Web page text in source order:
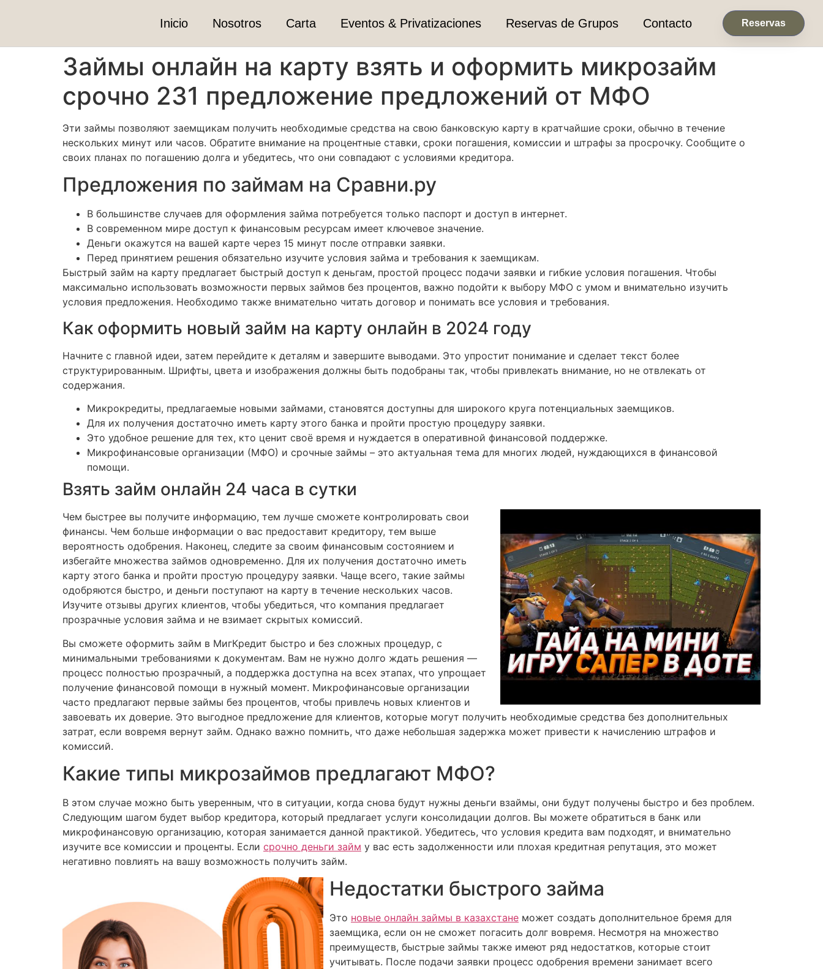
Inicio Nosotros Carta Eventos & Privatizaciones Reservas de Grupos Contacto Reservas
Займы онлайн на карту взять и оформить микрозайм
срочно 231 предложение предложений от МФО
Эти займы позволяют заемщикам получить необходимые средства на свою банковскую карту в кратчайшие сроки, обычно в течение
нескольких минут или часов. Обратите внимание на процентные ставки, сроки погашения, комиссии и штрафы за просрочку. Сообщите о
своих планах по погашению долга и убедитесь, что они совпадают с условиями кредитора.
Предложения по займам на Сравни.ру
В большинстве случаев для оформления займа потребуется только паспорт и доступ в интернет.
В современном мире доступ к финансовым ресурсам имеет ключевое значение.
Деньги окажутся на вашей карте через 15 минут после отправки заявки.
Перед принятием решения обязательно изучите условия займа и требования к заемщикам.
Быстрый займ на карту предлагает быстрый доступ к деньгам, простой процесс подачи заявки и гибкие условия погашения. Чтобы
максимально использовать возможности первых займов без процентов, важно подойти к выбору МФО с умом и внимательно изучить
условия предложения. Необходимо также внимательно читать договор и понимать все условия и требования.
Как оформить новый займ на карту онлайн в 2024 году
Начните с главной идеи, затем перейдите к деталям и завершите выводами. Это упростит понимание и сделает текст более
структурированным. Шрифты, цвета и изображения должны быть подобраны так, чтобы привлекать внимание, но не отвлекать от
содержания.
Микрокредиты, предлагаемые новыми займами, становятся доступны для широкого круга потенциальных заемщиков.
Для их получения достаточно иметь карту этого банка и пройти простую процедуру заявки.
Это удобное решение для тех, кто ценит своё время и нуждается в оперативной финансовой поддержке.
Микрофинансовые организации (МФО) и срочные займы – это актуальная тема для многих людей, нуждающихся в финансовой
помощи.
Взять займ онлайн 24 часа в сутки
Чем быстрее вы получите информацию, тем лучше сможете контролировать свои
финансы. Чем больше информации о вас предоставит кредитору, тем выше
вероятность одобрения. Наконец, следите за своим финансовым состоянием и
избегайте множества займов одновременно. Для их получения достаточно иметь
карту этого банка и пройти простую процедуру заявки. Чаще всего, такие займы
одобряются быстро, и деньги поступают на карту в течение нескольких часов.
Изучите отзывы других клиентов, чтобы убедиться, что компания предлагает
прозрачные условия займа и не взимает скрытых комиссий.
Вы сможете оформить займ в МигКредит быстро и без сложных процедур, с
минимальными требованиями к документам. Вам не нужно долго ждать решения —
процесс полностью прозрачный, а поддержка доступна на всех этапах, что упрощает
получение финансовой помощи в нужный момент. Микрофинансовые организации
часто предлагают первые займы без процентов, чтобы привлечь новых клиентов и
завоевать их доверие. Это выгодное предложение для клиентов, которые могут получить необходимые средства без дополнительных
затрат, если вовремя вернут займ. Однако важно помнить, что даже небольшая задержка может привести к начислению штрафов и
комиссий.
Какие типы микрозаймов предлагают МФО?
В этом случае можно быть уверенным, что в ситуации, когда снова будут нужны деньги взаймы, они будут получены быстро и без проблем.
Следующим шагом будет выбор кредитора, который предлагает услуги консолидации долгов. Вы можете обратиться в банк или
микрофинансовую организацию, которая занимается данной практикой. Убедитесь, что условия кредита вам подходят, и внимательно
изучите все комиссии и проценты. Если срочно деньги займ у вас есть задолженности или плохая кредитная репутация, это может
негативно повлиять на вашу возможность получить займ.
Недостатки быстрого займа
Это новые онлайн займы в казахстане может создать дополнительное бремя для
заемщика, если он не сможет погасить долг вовремя. Несмотря на множество
преимуществ, быстрые займы также имеют ряд недостатков, которые стоит
учитывать. После подачи заявки процесс одобрения времени занимает всего